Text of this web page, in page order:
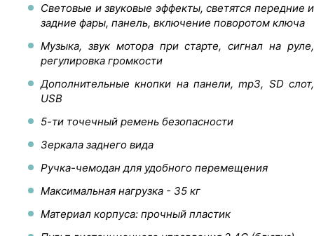
Световые и звуковые эффекты, светятся передние и
задние фары, панель, включение поворотом ключа
Музыка, звук мотора при старте, сигнал на руле,
регулировка громкости
Дополнительные кнопки на панели, mp3, SD слот,
USB
5-ти точечный ремень безопасности
Зеркала заднего вида
Ручка-чемодан для удобного перемещения
Максимальная нагрузка - 35 кг
Материал корпуса: прочный пластик